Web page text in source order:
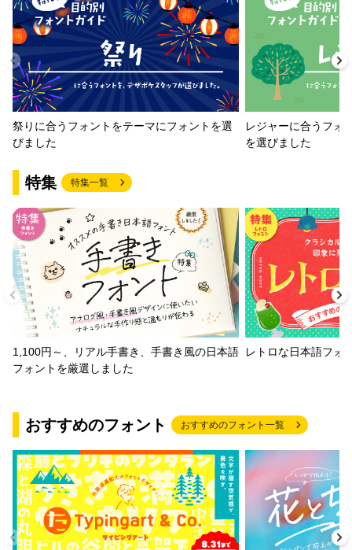
祭りに合うフォントをテーマにフォントを選
びました
レジャーに合うフォ
を選びました
特集 特集一覧
1,100円～、リアル手書き、手書き風の日本語
フォントを厳選しました
レトロな日本語フォ
おすすめのフォント おすすめのフォント一覧